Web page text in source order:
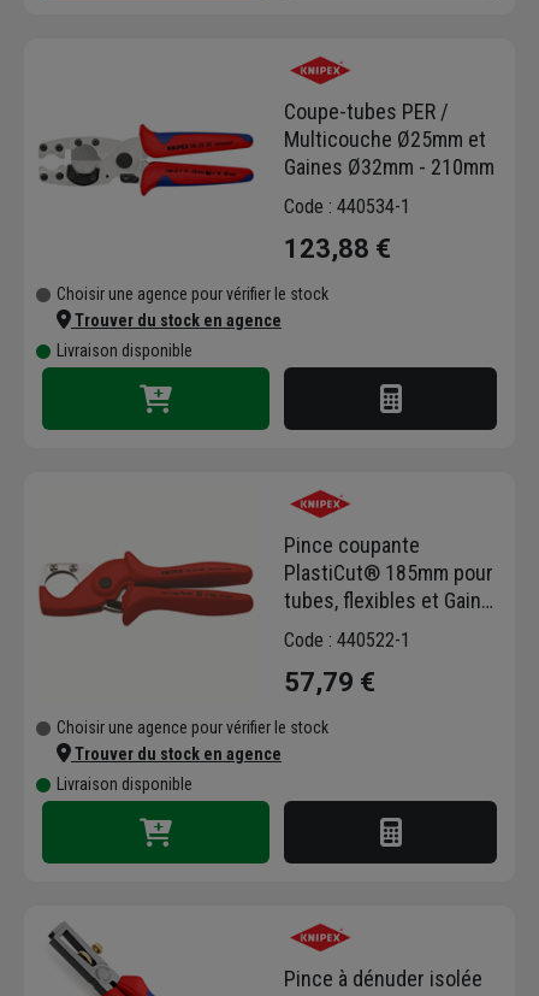
Coupe-tubes PER /
Multicouche Ø25mm et
Gaines Ø32mm - 210mm
Code : 440534-1
123,88 €
Choisir une agence pour vérifier le stock
Trouver du stock en agence
Livraison disponible
Pince coupante
PlastiCut® 185mm pour
tubes, flexibles et Gaines
Ø 25mm
Code : 440522-1
57,79 €
Choisir une agence pour vérifier le stock
Trouver du stock en agence
Livraison disponible
Pince à dénuder isolée